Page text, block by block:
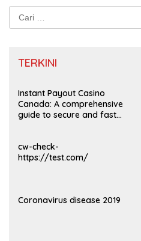
Cari
untuk:
TERKINI
Instant Payout Casino
Canada: A comprehensive
guide to secure and fast
cw-check-
https://test.com/
Coronavirus disease 2019